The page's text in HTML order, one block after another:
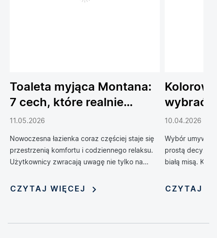
Toaleta myjąca Montana:
7 cech, które realnie
podnoszą komfort
codziennego życia
11.05.2026
Nowoczesna łazienka coraz częściej staje się
przestrzenią komfortu i codziennego relaksu.
Użytkownicy zwracają uwagę nie tylko na
poprawiają wygodę, higienę i funkcjonalność
CZYTAJ WIĘCEJ
wybrać
do
10.04.2026
Wybór
prostą decyzją
białą misą.
oferując
CZYTAJ